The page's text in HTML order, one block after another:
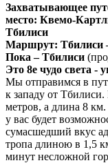
Захватывающее
место: Квемо-
Тбилиси
Маршрут: Тбилиси
Пока –Тбилиси
Это 8е чудо света -
Мы отправимся в
к западу от Тбилиси.
метров, а длина 8
у вас будет
сумасшедший вкус
тропа длиною в 1,5
минут несложной